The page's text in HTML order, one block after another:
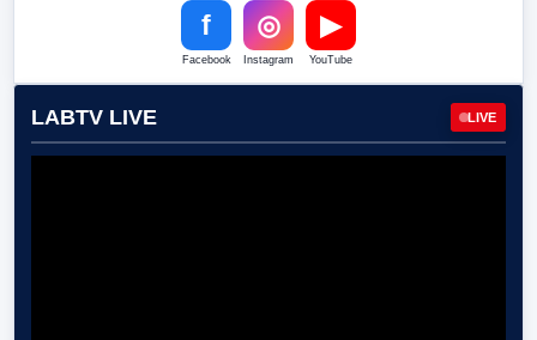
f
Facebook
◎
Instagram
▶
YouTube
LABTV LIVE LIVE